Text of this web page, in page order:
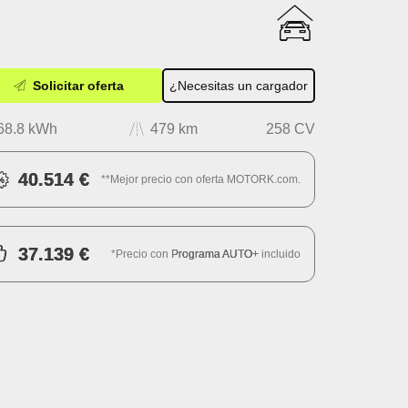
Solicitar oferta ¿Necesitas un cargador
kWh 479 km 258 CV
40.514 € **Mejor precio con oferta MOTORK.com.
37.139 € *Precio con Programa AUTO+ incluido